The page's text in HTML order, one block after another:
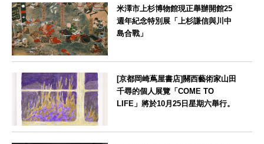
米澤市上杉博物館現正舉辦開館25
週年紀念特別展「上杉謙信與川中
島合戰」
[京都岡崎蔦屋書店]關西藝術家山田
千尋的個人展覽「COME TO
LIFE」將於10月25日星期六舉行。